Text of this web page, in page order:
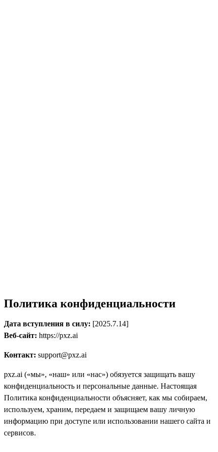
Политика конфиденциальности
Дата вступления в силу: [2025.7.14]
Веб-сайт: https://pxz.ai
Контакт: support@pxz.ai
pxz.ai («мы», «наш» или «нас») обязуется защищать вашу
конфиденциальность и персональные данные. Настоящая
Политика конфиденциальности объясняет, как мы собираем,
используем, храним, передаем и защищаем вашу личную
информацию при доступе или использовании нашего сайта и
сервисов.